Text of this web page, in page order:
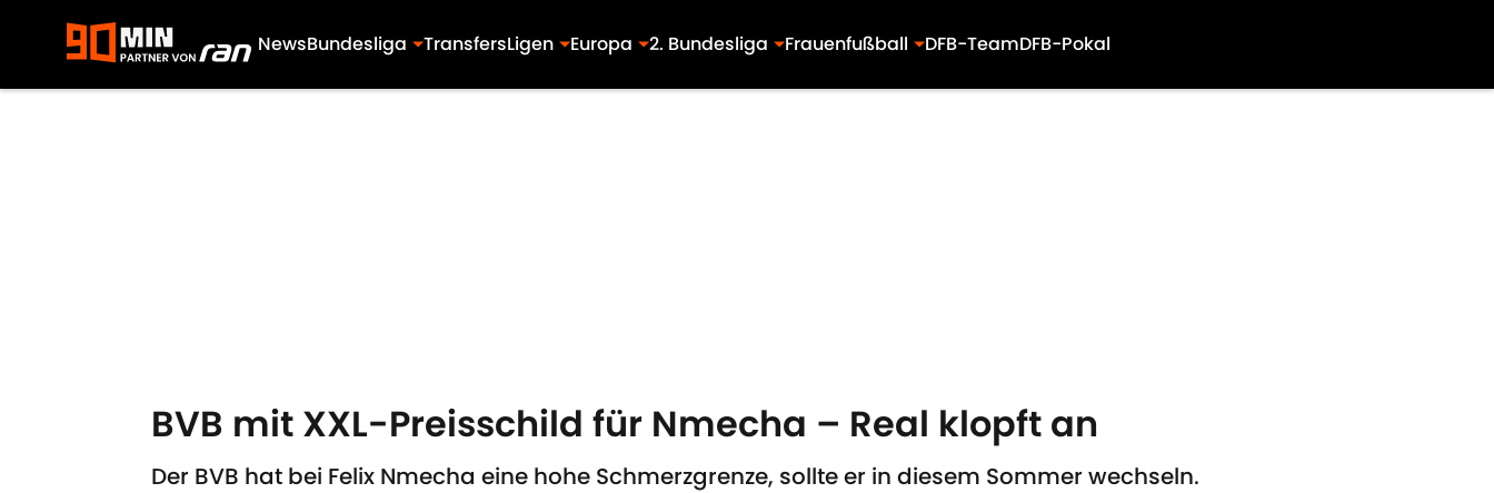
NewsBundesliga TransfersLigen Europa 2. Bundesliga Frauenfußball DFB-TeamDFB-Pokal
BVB mit XXL-Preisschild für Nmecha – Real klopft an
Der BVB hat bei Felix Nmecha eine hohe Schmerzgrenze, sollte er in diesem Sommer wechseln.